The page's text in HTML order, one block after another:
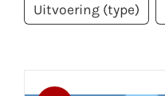
Uitvoering (type)